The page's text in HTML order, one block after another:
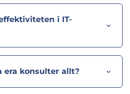
i IT-
era konsulter allt?